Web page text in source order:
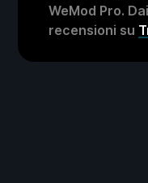
WeMod Pro.
recensioni su